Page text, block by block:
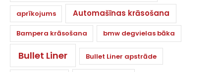
aprīkojums Automašīnas krāsošana
Bampera krāsošana bmw degvielas bāka
Bullet Liner Bullet Liner apstrāde